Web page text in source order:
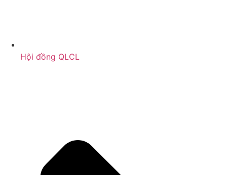
Hội đồng QLCL